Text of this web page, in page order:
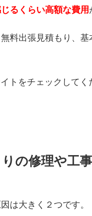
るくらい高額な費用
料出張見積もり、
トをチェックして
の修理や工
は大きく２つです。